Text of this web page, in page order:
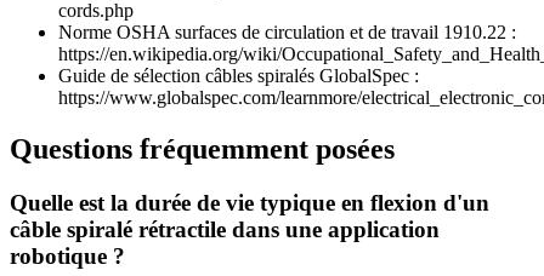
cords.php
Norme OSHA surfaces de circulation et de travail 1910.22 :
https://en.wikipedia.org/wiki/
Guide de sélection câbles spiralés GlobalSpec :
https://www.globalspec.com/learnmore/
Questions fréquemment posées
Quelle est la durée de vie typique en flexion d'un
câble spiralé rétractile dans une application
robotique ?